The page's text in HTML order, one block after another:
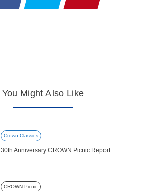
You Might Also Like
Crown Classics
30th Anniversary CROWN Picnic Report
CROWN Picnic